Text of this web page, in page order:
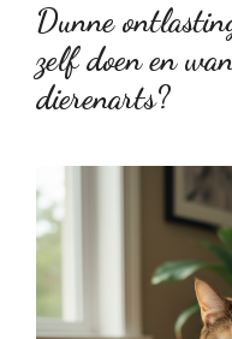
Dunne
zelf doen en
dierenarts?